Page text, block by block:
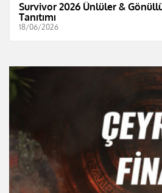
Survivor 2026 Ünlüler &
Tanıtımı
18/06/2026